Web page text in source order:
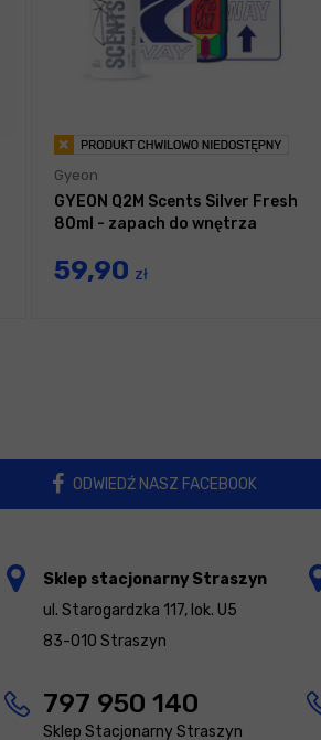
Gyeon
GYEON Q2M Scents Silver Fresh
80ml - zapach do wnętrza
59,90 zł
ODWIEDŹ NASZ FACEBOOK
Sklep stacjonarny Straszyn
ul. Starogardzka 117, lok. U5
83-010 Straszyn
797 950 140
Sklep Stacjonarny Straszyn